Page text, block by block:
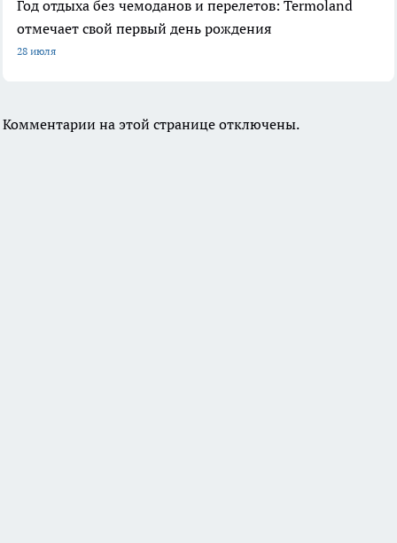
Год отдыха без чемоданов и перелетов: Termoland
отмечает свой первый день рождения
28 июля
Комментарии на этой странице отключены.